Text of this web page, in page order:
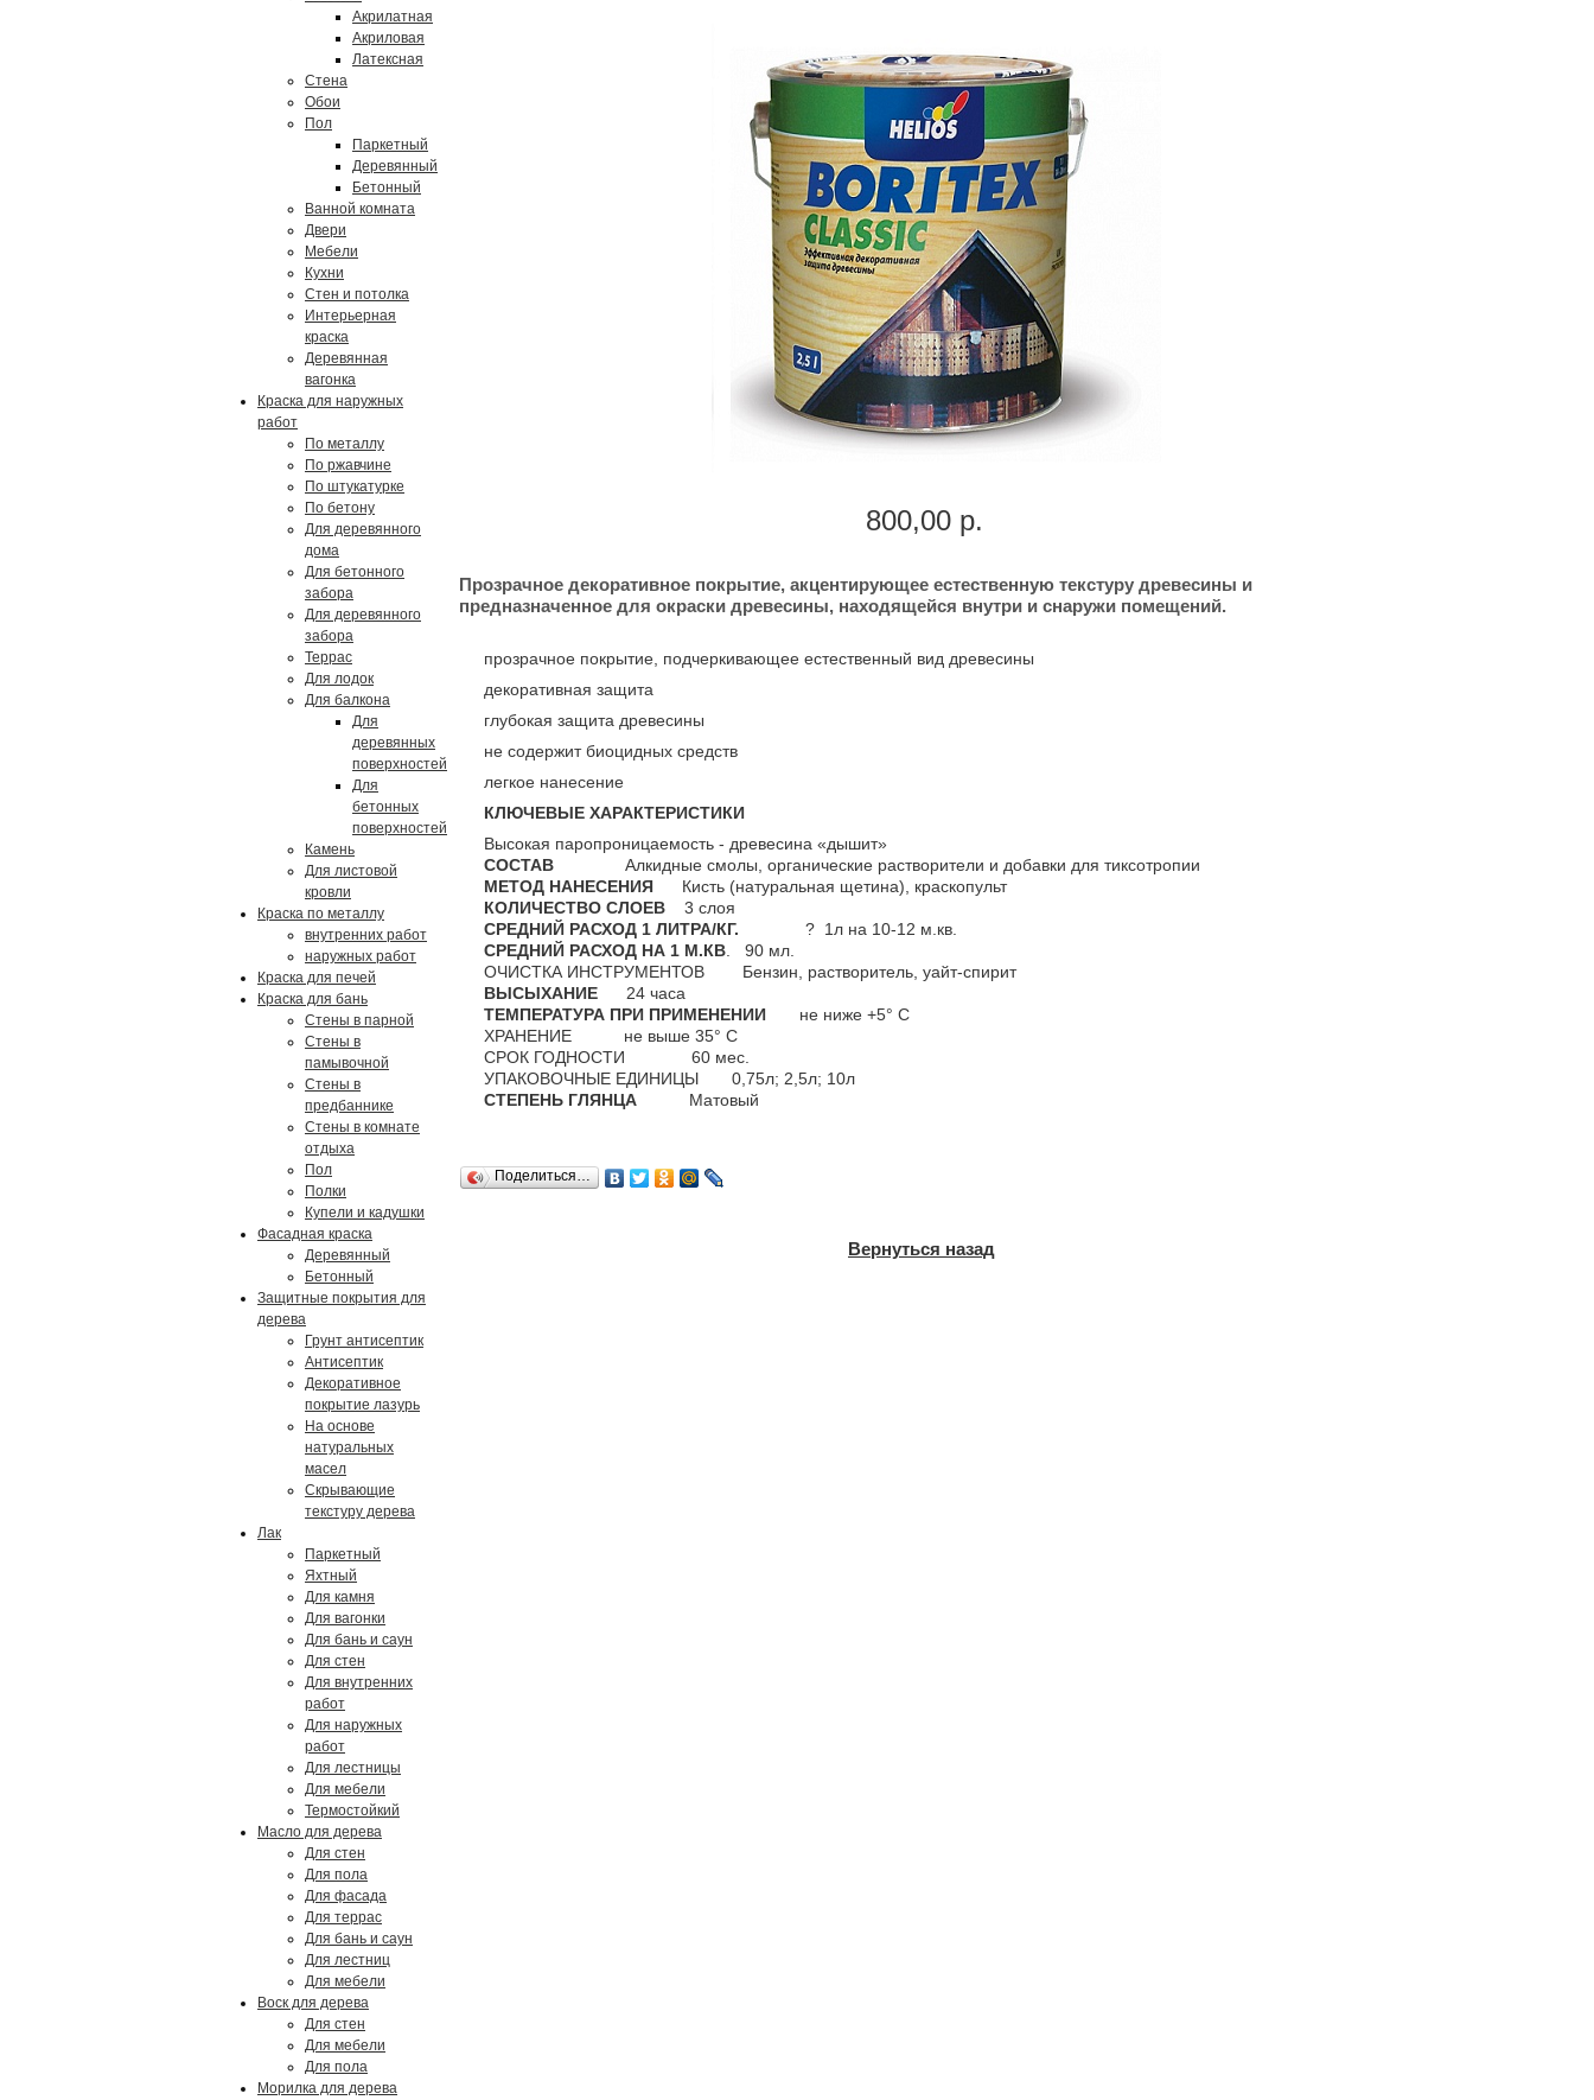
Акрилатная
Акриловая
Латексная
Стена
Обои
Пол
Паркетный
Деревянный
Бетонный
Ванной комната
Двери
Мебели
Кухни
Стен и потолка
Интерьерная
краска
Деревянная
вагонка
Краска для наружных
работ
По металлу
По ржавчине
По штукатурке
По бетону
Для деревянного
дома
Для бетонного
забора
Для деревянного
забора
Террас
Для лодок
Для балкона
Для
деревянных
поверхностей
Для
бетонных
поверхностей
Камень
Для листовой
кровли
Краска по металлу
внутренних работ
наружных работ
Краска для печей
Краска для бань
Стены в парной
Стены в
памывочной
Стены в
предбаннике
Стены в комнате
отдыха
Пол
Полки
Купели и кадушки
Фасадная краска
Деревянный
Бетонный
Защитные покрытия для
дерева
Грунт антисептик
Антисептик
Декоративное
покрытие лазурь
На основе
натуральных
масел
Скрывающие
текстуру дерева
Лак
Паркетный
Яхтный
Для камня
Для вагонки
Для бань и саун
Для стен
Для внутренних
работ
Для наружных
работ
Для лестницы
Для мебели
Термостойкий
Масло для дерева
Для стен
Для пола
Для фасада
Для террас
Для бань и саун
Для лестниц
Для мебели
Воск для дерева
Для стен
Для мебели
Для пола
Морилка для дерева
800,00 р.
Прозрачное декоративное покрытие, акцентирующее естественную текстуру древесины и
предназначенное для окраски древесины, находящейся внутри и снаружи помещений.
прозрачное покрытие, подчеркивающее естественный вид древесины
декоративная защита
глубокая защита древесины
не содержит биоцидных средств
легкое нанесение
КЛЮЧЕВЫЕ ХАРАКТЕРИСТИКИ
Высокая паропроницаемость - древесина «дышит»
СОСТАВ
Алкидные смолы, органические растворители и добавки для тиксотропии
МЕТОД НАНЕСЕНИЯ
Кисть (натуральная щетина), краскопульт
КОЛИЧЕСТВО СЛОЕВ 3 слоя
СРЕДНИЙ РАСХОД 1 ЛИТРА/КГ.
? 1л на 10-12 м.кв.
СРЕДНИЙ РАСХОД НА 1 М.КВ . 90 мл.
ОЧИСТКА ИНСТРУМЕНТОВ Бензин, растворитель, уайт-спирит
ВЫСЫХАНИЕ
24 часа
ТЕМПЕРАТУРА ПРИ ПРИМЕНЕНИИ не ниже +5° С
ХРАНЕНИЕ не выше 35° С
СРОК ГОДНОСТИ 60 мес.
УПАКОВОЧНЫЕ ЕДИНИЦЫ 0,75л; 2,5л; 10л
СТЕПЕНЬ ГЛЯНЦА Матовый
Поделиться…
Вернуться назад